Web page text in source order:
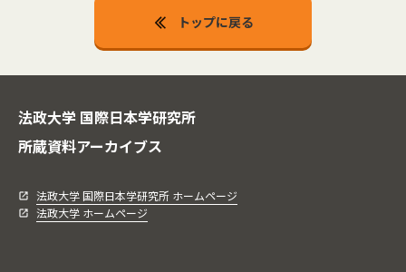
トップに戻る
法政大学 国際日本学研究所
所蔵資料アーカイブス
法政大学 国際日本学研究所 ホームページ
法政大学 ホームページ